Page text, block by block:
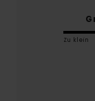
Zu klein